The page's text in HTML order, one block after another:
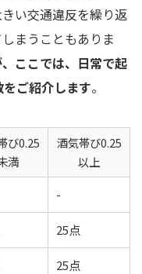
い交通違反を繰り返
まうこともありま
ここでは、日常で起
ご紹介します。
び0.25
満
酒気帯び0.25
以上
-
25点
25点